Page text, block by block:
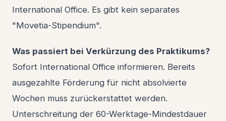
International Office. Es gibt kein separates
"Movetia-Stipendium".
Was passiert bei Verkürzung des Praktikums?
Sofort International Office informieren. Bereits
ausgezahlte Förderung für nicht absolvierte
Wochen muss zurückerstattet werden.
Unterschreitung der 60-Werktage-Mindestdauer